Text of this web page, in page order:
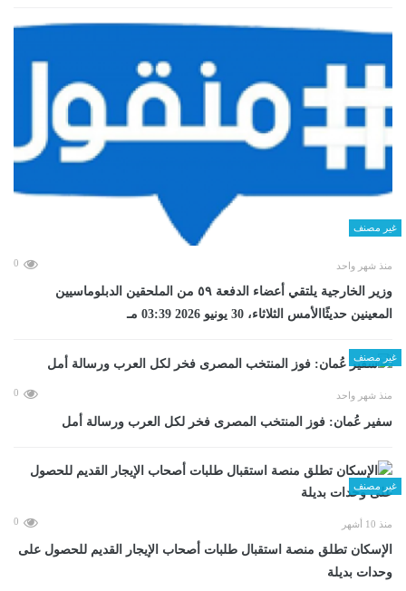
غير مصنف
منذ شهر واحد 0
وزير الخارجية يلتقي أعضاء الدفعة ٥٩ من الملحقين الدبلوماسيين
المعينين حديثًاالأمس الثلاثاء، 30 يونيو 2026 03:39 مـ
غير مصنف
منذ شهر واحد 0
سفير عُمان: فوز المنتخب المصرى فخر لكل العرب ورسالة أمل
غير مصنف
منذ 10 أشهر 0
الإسكان تطلق منصة استقبال طلبات أصحاب الإيجار القديم للحصول على
وحدات بديلة